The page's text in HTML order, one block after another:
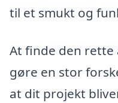
til et smukt og
At finde den
gøre en stor
at dit projekt